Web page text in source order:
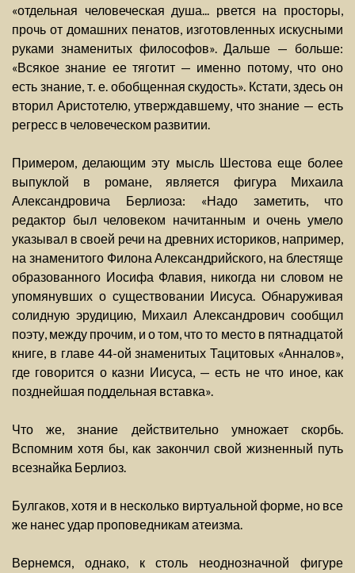
«отдельная человеческая душа... рвется на просторы,
прочь от домашних пенатов, изготовленных искусными
руками знаменитых философов». Дальше — больше:
«Всякое знание ее тяготит — именно потому, что оно
есть знание, т. е. обобщенная скудость». Кстати, здесь он
вторил Аристотелю, утверждавшему, что знание — есть
регресс в человеческом развитии.
Примером, делающим эту мысль Шестова еще более
выпуклой в романе, является фигура Михаила
Александровича Берлиоза: «Надо заметить, что
редактор был человеком начитанным и очень умело
указывал в своей речи на древних историков, например,
на знаменитого Филона Александрийского, на блестяще
образованного Иосифа Флавия, никогда ни словом не
упомянувших о существовании Иисуса. Обнаруживая
солидную эрудицию, Михаил Александрович сообщил
поэту, между прочим, и о том, что то место в пятнадцатой
книге, в главе 44-ой знаменитых Тацитовых «Анналов»,
где говорится о казни Иисуса, — есть не что иное, как
позднейшая поддельная вставка».
Что же, знание действительно умножает скорбь.
Вспомним хотя бы, как закончил свой жизненный путь
всезнайка Берлиоз.
Булгаков, хотя и в несколько виртуальной форме, но все
же нанес удар проповедникам атеизма.
Вернемся, однако, к столь неоднозначной фигуре